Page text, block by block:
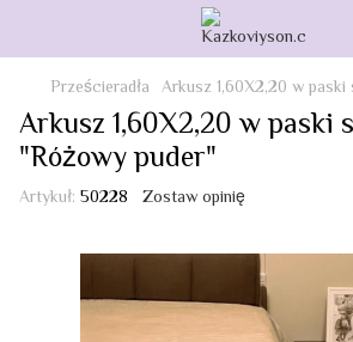
Prześcieradła Arkusz 1,60X2,20 w
Arkusz 1,60X2,20 w paski
"Różowy puder"
Artykuł: 50228 Zostaw opinię